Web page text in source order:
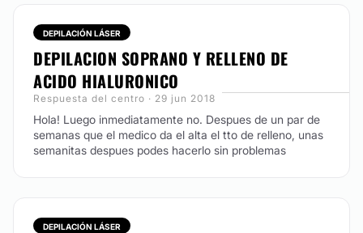
DEPILACIÓN LÁSER
DEPILACION SOPRANO Y RELLENO DE
ACIDO HIALURONICO
Respuesta del centro · 29 jun 2018
Hola! Luego inmediatamente no. Despues de un par de
semanas que el medico da el alta el tto de relleno, unas
semanitas despues podes hacerlo sin problemas
DEPILACIÓN LÁSER